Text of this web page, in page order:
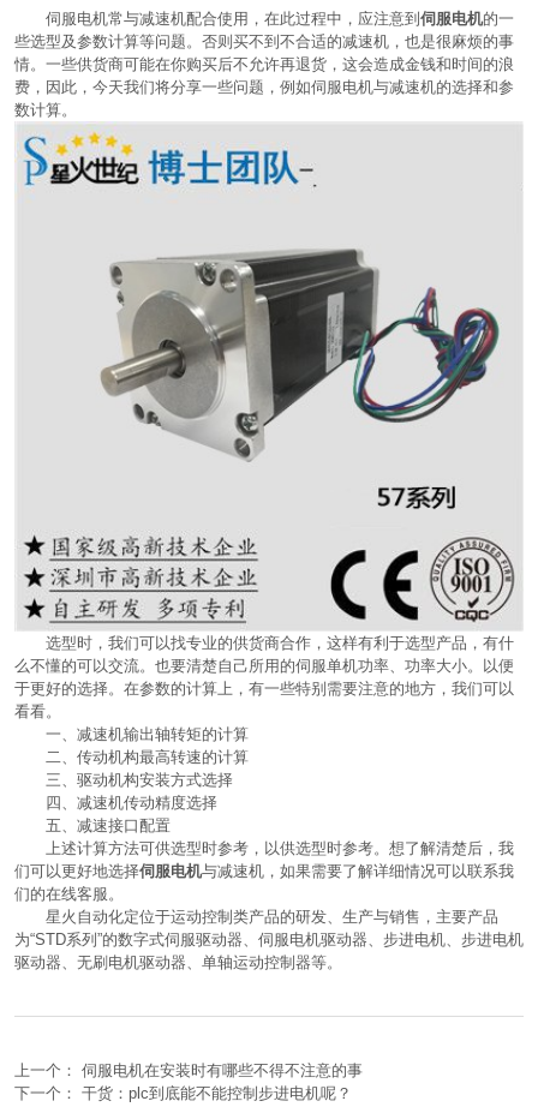
伺服电机常与减速机配合使用，在此过程中，应注意到 伺服电机的一
些选型及参数计算等问题。否则买不到不合适的减速机，也是很麻烦的事
情。一些供货商可能在你购买后不允许再退货，这会造成金钱和时间的浪
费，因此，今天我们将分享一些问题，例如伺服电机与减速机的选择和参
数计算。
选型时，我们可以找专业的供货商合作，这样有利于选型产品，有什
么不懂的可以交流。也要清楚自己所用的伺服单机功率、功率大小。以便
于更好的选择。在参数的计算上，有一些特别需要注意的地方，我们可以
看看。
一、减速机输出轴转矩的计算
二、传动机构最高转速的计算
三、驱动机构安装方式选择
四、减速机传动精度选择
五、减速接口配置
上述计算方法可供选型时参考，以供选型时参考。想了解清楚后，我
们可以更好地选择伺服电机与减速机，如果需要了解详细情况可以联系我
们的在线客服。
星火自动化定位于运动控制类产品的研发、生产与销售，主要产品
为“STD系列”的数字式伺服驱动器、伺服电机驱动器、步进电机、步进电机
驱动器、 无刷电机驱动器 、单轴运动控制器等。
上一个： 伺服电机在安装时有哪些不得不注意的事
下一个： 干货：plc到底能不能控制步进电机呢？